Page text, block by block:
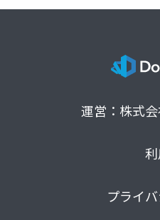
運営：株式
プライ